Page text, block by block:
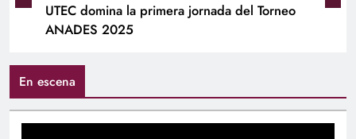
UTEC domina la primera jornada del Torneo
ANADES 2025
En escena